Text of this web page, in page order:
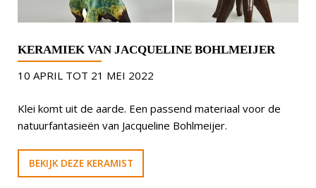
KERAMIEK VAN JACQUELINE BOHLMEIJER
10 APRIL TOT 21 MEI 2022
Klei komt uit de aarde. Een passend materiaal voor de
natuurfantasieën van Jacqueline Bohlmeijer.
BEKIJK DEZE KERAMIST